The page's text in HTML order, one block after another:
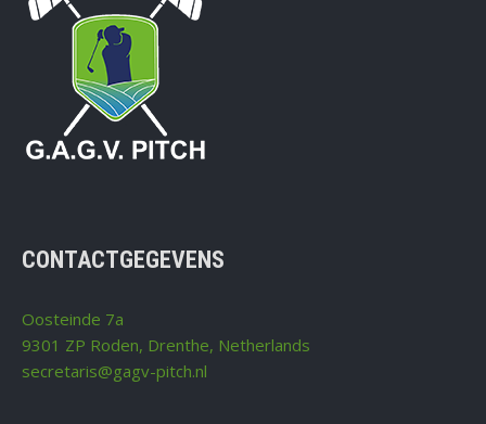
CONTACTGEGEVENS
Oosteinde 7a
9301 ZP Roden, Drenthe, Netherlands
secretaris@gagv-pitch.nl